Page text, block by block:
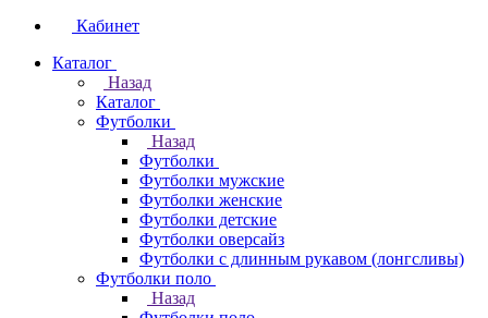
Кабинет
Каталог
Назад
Каталог
Футболки
Назад
Футболки
Футболки мужские
Футболки женские
Футболки детские
Футболки оверсайз
Футболки с длинным рукавом (лонгсливы)
Футболки поло
Назад